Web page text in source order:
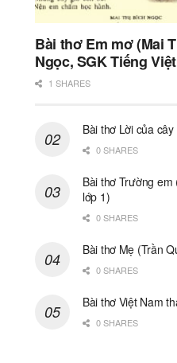
Bài thơ Em mơ (Mai
Ngọc, SGK Tiếng
1 SHARES
Bài thơ Lời của
0 SHARES
Bài thơ Trường em
lớp 1)
0 SHARES
Bài thơ Mẹ (Trần
0 SHARES
Bài thơ Việt Nam
0 SHARES